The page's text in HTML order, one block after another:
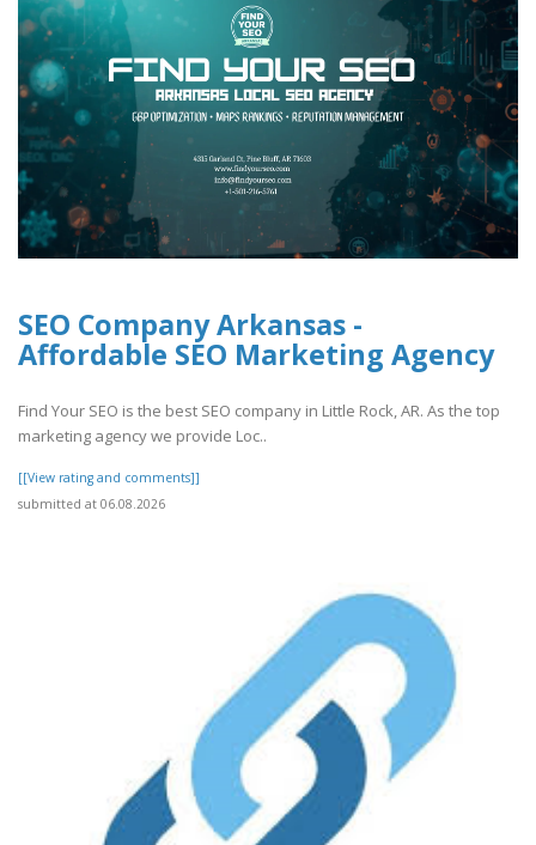
SEO Company Arkansas -
Affordable SEO Marketing Agency
Find Your SEO is the best SEO company in Little Rock, AR. As the top
marketing agency we provide Loc..
[[View rating and comments]]
submitted at 06.08.2026